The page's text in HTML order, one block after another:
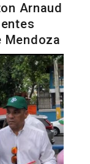
Arnaud
Mendoza